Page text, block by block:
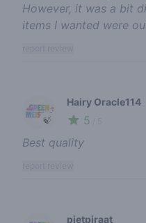
However, it was a bit
items I wanted were
🍃
Hairy Oracle114
5
Best quality
pietpiraat